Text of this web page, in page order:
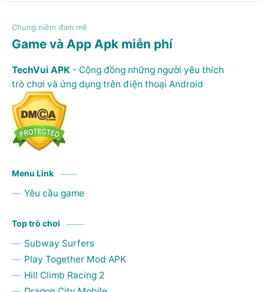
Game và App Apk miễn phí
TechVui APK - Cộng đồng những người yêu thích
trò chơi và ứng dụng trên điện thoại Android
Menu Link
Yêu cầu game
Top trò chơi
Subway Surfers
Play Together Mod APK
Hill Climb Racing 2